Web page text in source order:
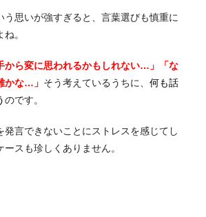
う思いが強すぎると、言葉選びも慎重に
。
から変に思われるかもしれない…」「な
かな…」 そう考えているうちに、 何も話
のです。
発言できないことにストレスを感じてし
ースも珍しくありません。